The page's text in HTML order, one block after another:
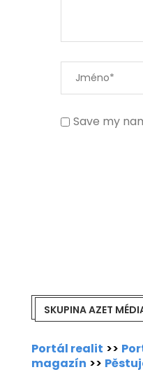
Save my
SKUPINA AZET
Portál realit >>
magazín >>